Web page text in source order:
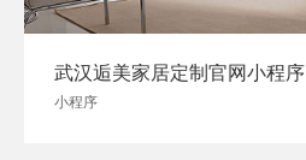
武汉逅美家居定制官网小程序
小程序